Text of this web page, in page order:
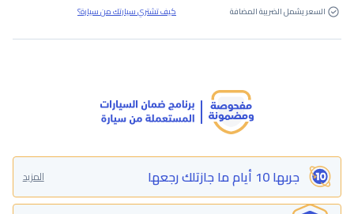
السعر يشمل الضريبة المضافة كيف تشتري سيارتك من سيارة؟
جربها 10 أيام ما جازتلك رجعها المزيد